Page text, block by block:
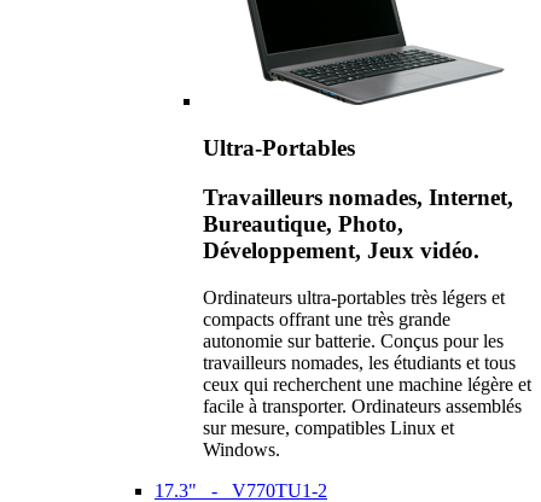
Ultra-Portables
Travailleurs nomades, Internet,
Bureautique, Photo,
Développement, Jeux vidéo.
Ordinateurs ultra-portables très légers et
compacts offrant une très grande
autonomie sur batterie. Conçus pour les
travailleurs nomades, les étudiants et tous
ceux qui recherchent une machine légère et
facile à transporter. Ordinateurs assemblés
sur mesure, compatibles Linux et
Windows.
17.3" - V770TU1-2